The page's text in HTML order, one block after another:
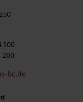
100
200
bc.de